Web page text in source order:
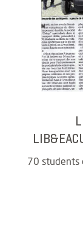
70 students